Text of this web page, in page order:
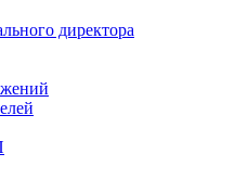
директора